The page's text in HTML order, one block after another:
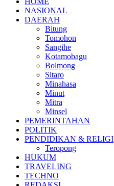
NASIONAL
DAERAH
Bitung
Tomohon
Sangihe
Kotamobagu
Bolmong
Sitaro
Minahasa
Minut
Mitra
Minsel
PEMERINTAHAN
POLITIK
PENDIDIKAN & RELIGI
Teropong
HUKUM
TRAVELING
TECHNO